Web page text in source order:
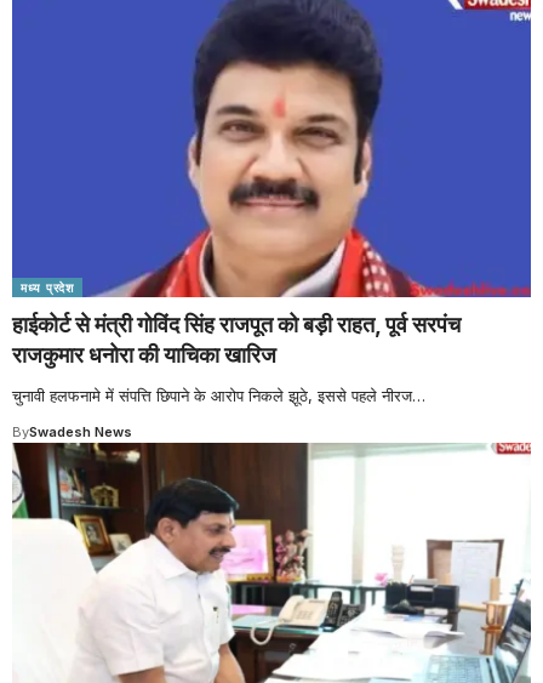
मध्य प्रदेश
हाईकोर्ट से मंत्री गोविंद सिंह राजपूत को बड़ी राहत, पूर्व सरपंच
राजकुमार धनोरा की याचिका खारिज
चुनावी हलफनामे में संपत्ति छिपाने के आरोप निकले झूठे, इससे पहले नीरज…
BySwadesh News